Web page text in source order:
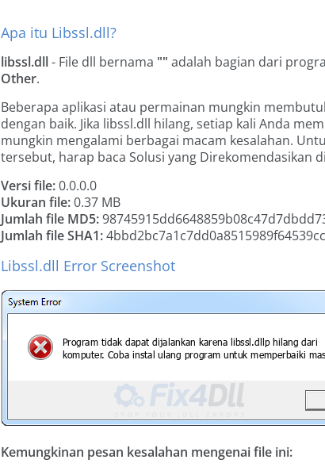
Apa itu Libssl.dll?
libssl.dll- File dll bernama "" adalah bagian dari
Other.
Beberapa aplikasi atau permainan mungkin
dengan baik. Jika libssl.dll hilang, setiap kali Anda
mungkin mengalami berbagai macam kesalahan.
tersebut, harap baca Solusi yang Direkomendasikan
Versi file:0.0.0.0
Ukuran file:0.37 MB
Jumlah file MD5:
Jumlah file SHA1:
Libssl.dll Error Screenshot
Kemungkinan pesan kesalahan mengenai file ini: